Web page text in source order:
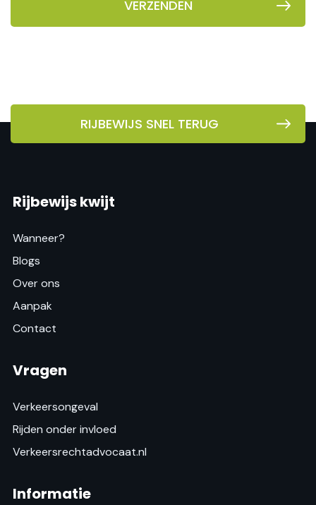
RIJBEWIJS SNEL TERUG
Rijbewijs kwijt
Wanneer?
Blogs
Over ons
Aanpak
Contact
Vragen
Verkeersongeval
Rijden onder invloed
Verkeersrechtadvocaat.nl
Informatie